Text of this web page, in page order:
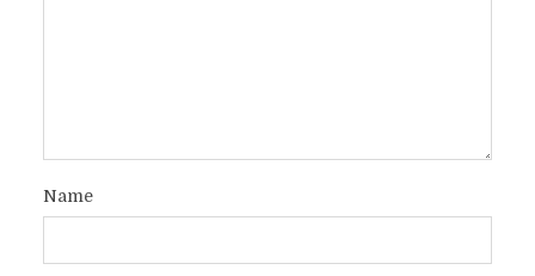
Name